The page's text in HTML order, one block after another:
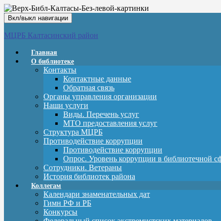
Вкл/выкл навигации
МЦРБ Калтасинский район
Главная
О библиотеке
Контакты
Контактные данные
Обратная связь
Органы управления организации
Наши услуги
Виды. Перечень услуг
МТО предоставления услуг
Структура МЦРБ
Противодействие коррупции
Противодействие коррупции
Опрос. Уровень коррупции в библиотечной
Сотрудники. Ветераны
История библиотек района
Коллегам
Календари знаменательных дат
Гимн РФ и РБ
Конкурсы